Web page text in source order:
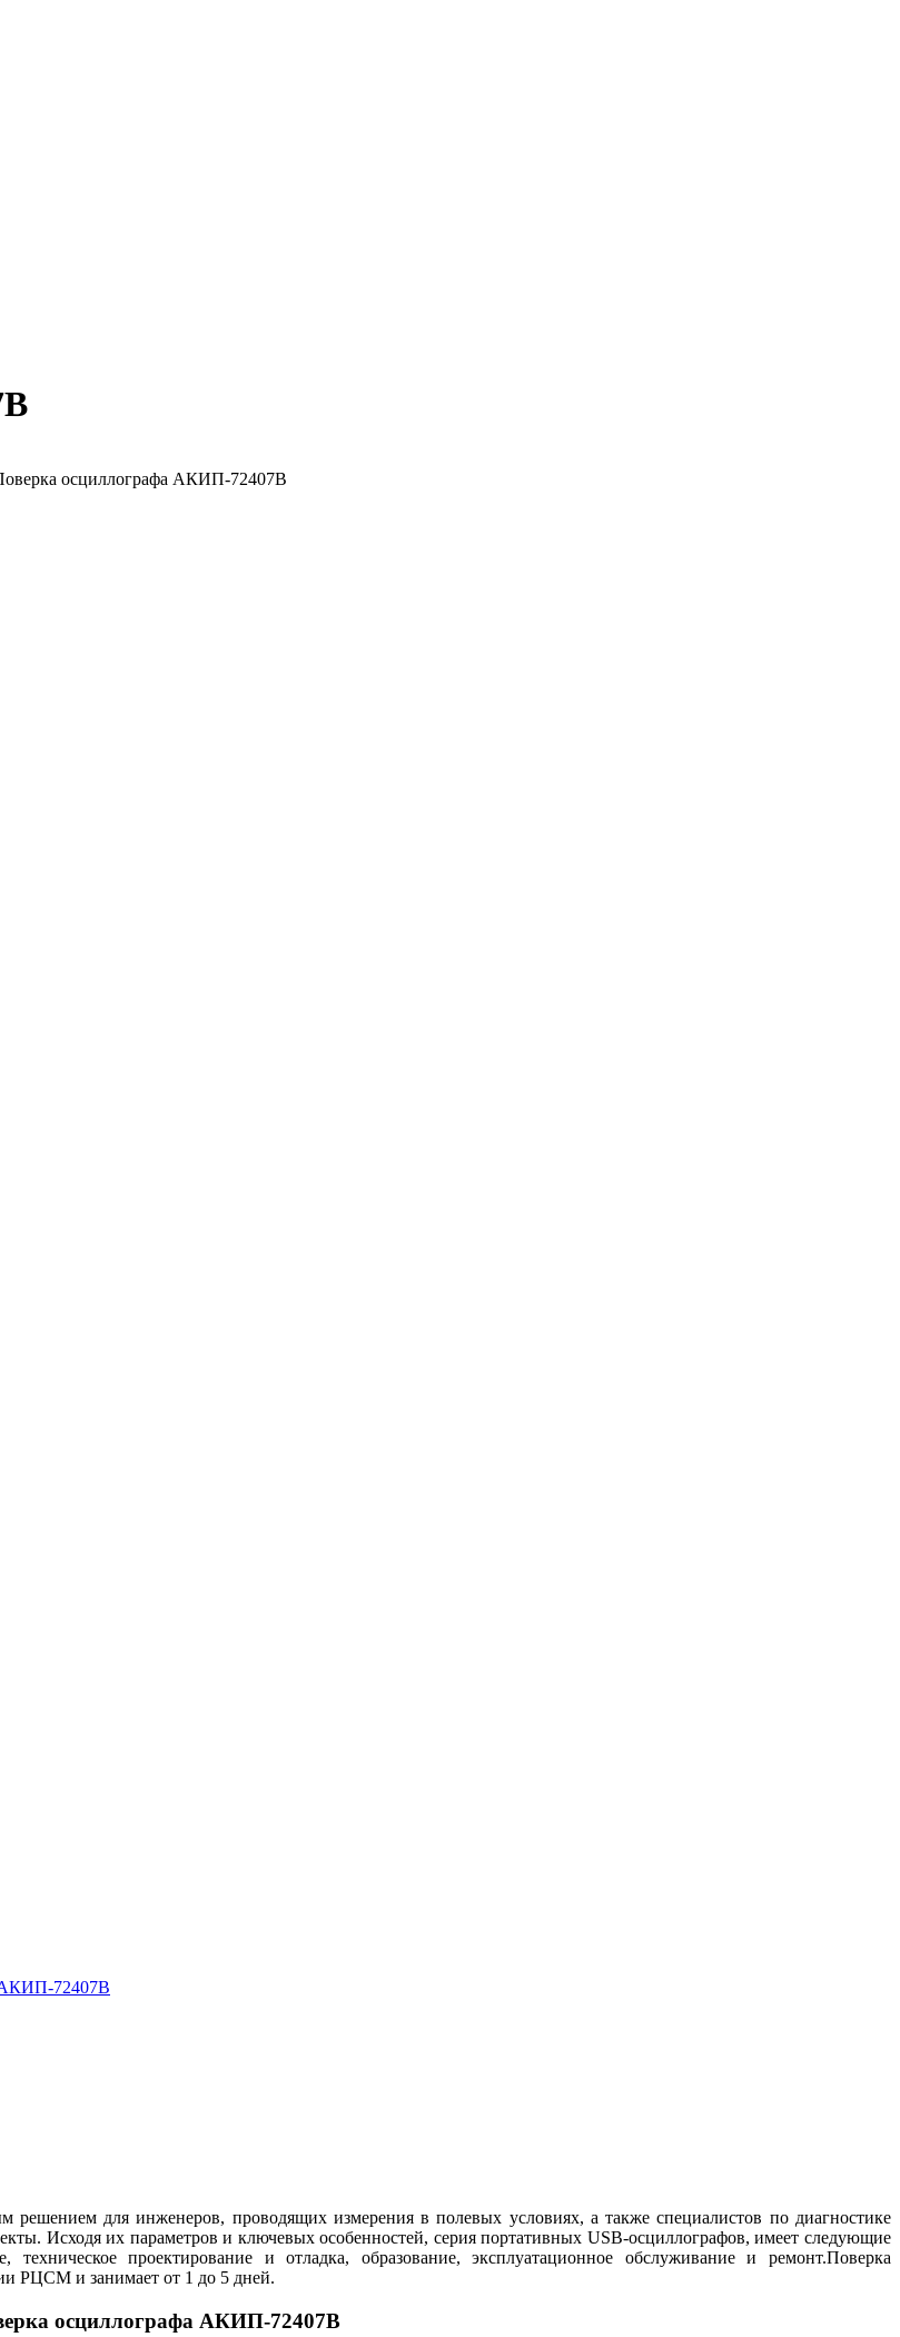
осциллографа АКИП-72407B
АКИП-72407B
решением для инженеров, проводящих измерения в полевых условиях, а также специалистов по диагностике
Исходя их параметров и ключевых особенностей, серия портативных USB-осциллографов, имеет следующие
проектирование и отладка, образование, эксплуатационное обслуживание и ремонт.Поверка
РЦСМ и занимает от 1 до 5 дней.
осциллографа АКИП-72407B